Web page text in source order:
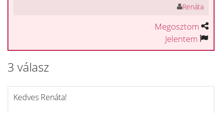
Renáta
Megosztom
Jelentem
3 válasz
Kedves Renáta!